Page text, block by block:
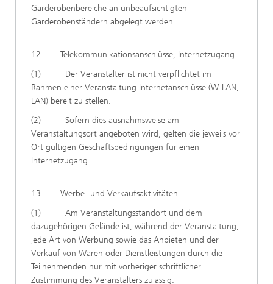
Garderobenbereiche an unbeaufsichtigten
Garderobenständern abgelegt werden.
12. Telekommunikationsanschlüsse, Internetzugang
(1) Der Veranstalter ist nicht verpflichtet im
Rahmen einer Veranstaltung Internetanschlüsse (W-LAN,
LAN) bereit zu stellen.
(2) Sofern dies ausnahmsweise am
Veranstaltungsort angeboten wird, gelten die jeweils vor
Ort gültigen Geschäftsbedingungen für einen
Internetzugang.
13. Werbe- und Verkaufsaktivitäten
(1) Am Veranstaltungsstandort und dem
dazugehörigen Gelände ist, während der Veranstaltung,
jede Art von Werbung sowie das Anbieten und der
Verkauf von Waren oder Dienstleistungen durch die
Teilnehmenden nur mit vorheriger schriftlicher
Zustimmung des Veranstalters zulässig.